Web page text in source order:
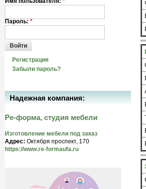
Пароль: *
Войти
Регистрация
Забыли пароль?
Надежная компания:
Ре-форма, студия мебели
Изготовление мебели под заказ
Адрес: Октября проспект, 170
https://www.re-formaufa.ru